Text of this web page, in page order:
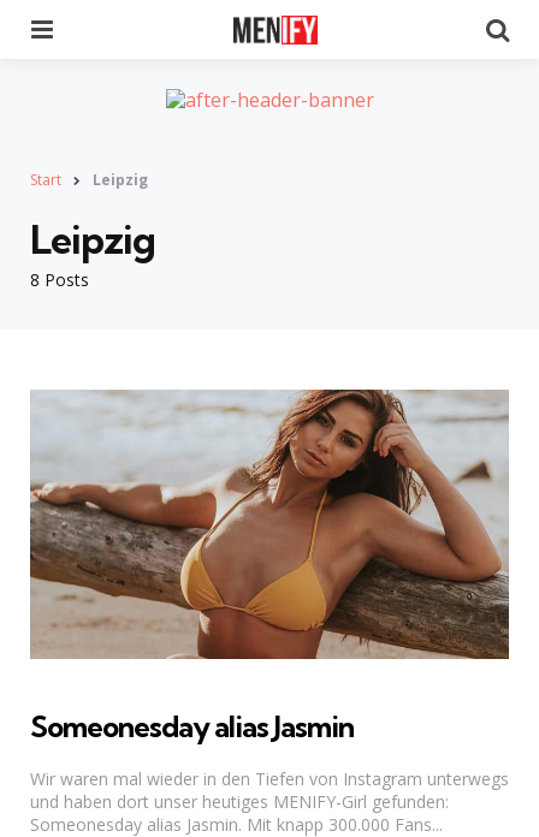
Start Leipzig
8 Posts
Leipzig
Someonesday alias Jasmin
Wir waren mal wieder in den Tiefen von Instagram unterwegs
und haben dort unser heutiges MENIFY-Girl gefunden:
Someonesday alias Jasmin. Mit knapp 300.000 Fans...